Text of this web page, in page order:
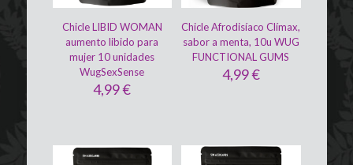
Chicle LIBID WOMAN
aumento libido para
mujer 10 unidades
WugSexSense
4,99€
Chicle Afrodisíaco Clímax,
sabor a menta, 10u WUG
FUNCTIONAL GUMS
4,99€